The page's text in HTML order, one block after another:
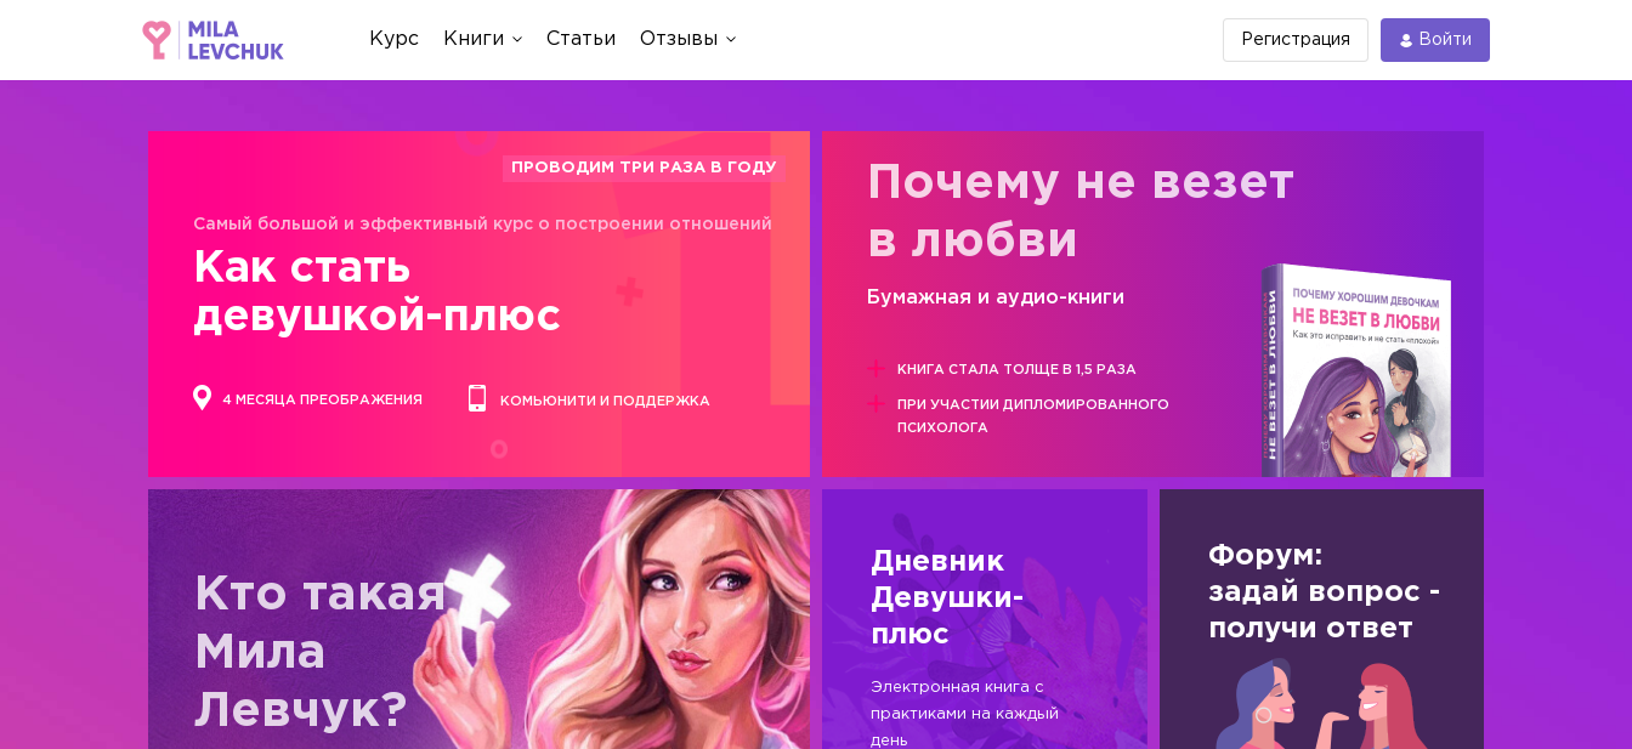
Курс Книги Статьи Отзывы Регистрация Войти
ПРОВОДИМ ТРИ РАЗА В ГОДУ
Самый большой и эффективный курс о построении отношений
Как стать
девушкой-плюс
4 МЕСЯЦА ПРЕОБРАЖЕНИЯ КОМЬЮНИТИ И ПОДДЕРЖКА
Почему не везет
в любви
Бумажная и аудио-книги
КНИГА СТАЛА ТОЛЩЕ В 1,5 РАЗА
ПРИ УЧАСТИИ ДИПЛОМИРОВАННОГО
ПСИХОЛОГА
Кто такая
Мила
Левчук?
Дневник
Девушки-
плюс
Электронная книга с
практиками на каждый
день
Форум:
задай вопрос -
получи ответ